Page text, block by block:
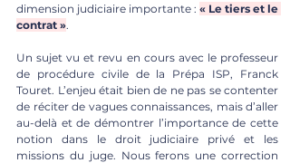
dimension judiciaire importante : « Le tiers et le
contrat ».
Un sujet vu et revu en cours avec le professeur
de procédure civile de la Prépa ISP, Franck
Touret. L’enjeu était bien de ne pas se contenter
de réciter de vagues connaissances, mais d’aller
au-delà et de démontrer l’importance de cette
notion dans le droit judiciaire privé et les
missions du juge. Nous ferons une correction